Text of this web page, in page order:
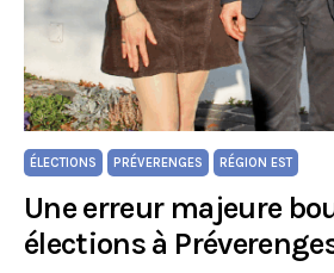
ÉLECTIONS PRÉVERENGES RÉGION EST
Une erreur majeure
élections à